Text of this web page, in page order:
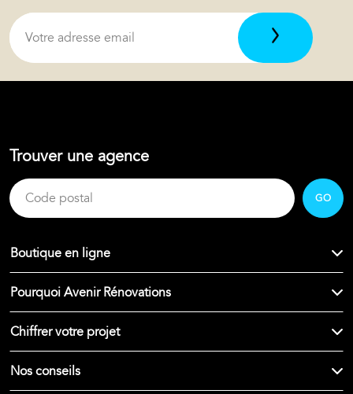
Trouver une agence
GO
Boutique en ligne
Pourquoi Avenir Rénovations
Chiffrer votre projet
Nos conseils